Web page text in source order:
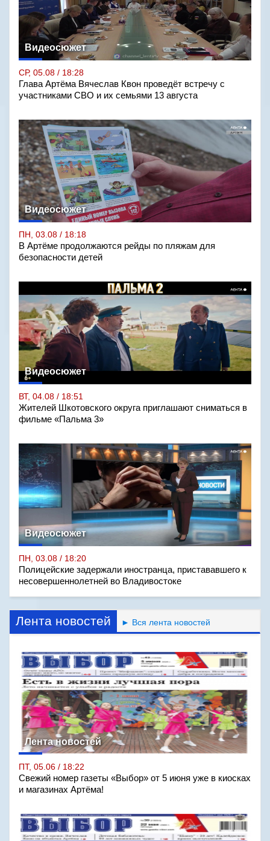
Видеосюжет
СР, 05.08 / 18:28
Глава Артёма Вячеслав Квон проведёт встречу с
участниками СВО и их семьями 13 августа
Видеосюжет
ПН, 03.08 / 18:18
В Артёме продолжаются рейды по пляжам для
безопасности детей
Видеосюжет
ВТ, 04.08 / 18:51
Жителей Шкотовского округа приглашают сниматься в
фильме «Пальма 3»
Видеосюжет
ПН, 03.08 / 18:20
Полицейские задержали иностранца, пристававшего к
несовершеннолетней во Владивостоке
Лента новостей ► Вся лента новостей
Лента новостей
ПТ, 05.06 / 18:22
Свежий номер газеты «Выбор» от 5 июня уже в киосках
и магазинах Артёма!